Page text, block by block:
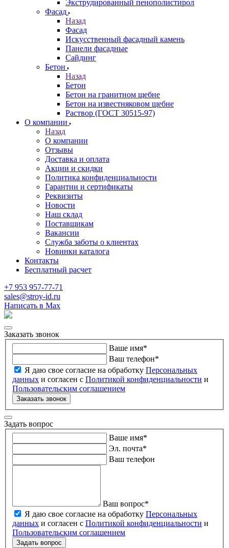
Экструдированный пенополистирол
Фасад
Назад
Фасад
Искусственный фасадный камень
Панели фасадные
Сайдинг
Бетон
Назад
Бетон
Бетон на гранитном щебне
Бетон на известняковом щебне
Раствор (ГОСТ 30515-97)
О компании
Назад
О компании
Отзывы
Доставка и оплата
Акции и скидки
Политика конфиденциальности
Гарантии и сертификаты
Реквизиты
Новости
Наш склад
Поставщикам
Вакансии
Служба заботы о клиентах
Новинки каталога
Контакты
Бесплатный расчет
+7 953 957-77-71
sales@stroy-id.ru
Написать в Max
Заказать звонок
Ваше имя*
Ваш телефон*
Я даю свое согласие на обработку Персональных
данных и согласен с Политикой конфиденциальности и
Пользовательским соглашением
Заказать звонок
Задать вопрос
Ваше имя*
Эл. почта*
Ваш телефон
Ваш вопрос*
Я даю свое согласие на обработку Персональных
данных и согласен с Политикой конфиденциальности и
Пользовательским соглашением
Задать вопрос